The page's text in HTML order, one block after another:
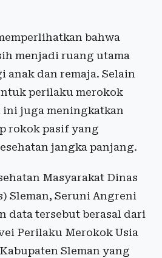
bahwa
menjadi ruang utama
anak dan remaja. Selain
perilaku merokok
juga meningkatkan
rokok pasif yang
jangka panjang.
Masyarakat Dinas
Sleman, Seruni Angreni
data tersebut berasal dari
Perilaku Merokok Usia
Sleman yang